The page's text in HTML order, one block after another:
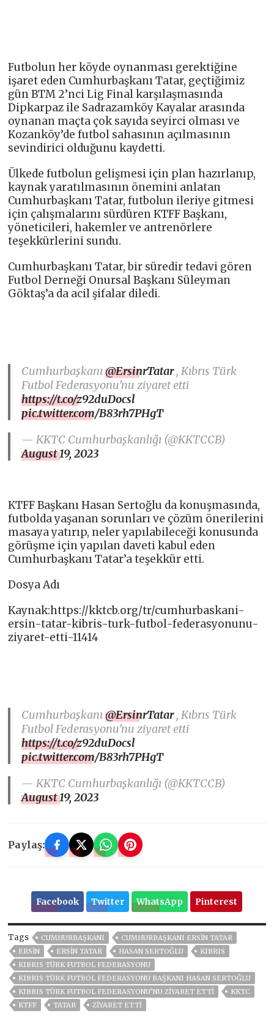
Futbolun her köyde oynanması gerektiğine
işaret eden Cumhurbaşkanı Tatar, geçtiğimiz
gün BTM 2’nci Lig Final karşılaşmasında
Dipkarpaz ile Sadrazamköy Kayalar arasında
oynanan maçta çok sayıda seyirci olması ve
Kozanköy’de futbol sahasının açılmasının
sevindirici olduğunu kaydetti.
Ülkede futbolun gelişmesi için plan hazırlanıp,
kaynak yaratılmasının önemini anlatan
Cumhurbaşkanı Tatar, futbolun ileriye gitmesi
için çalışmalarını sürdüren KTFF Başkanı,
yöneticileri, hakemler ve antrenörlere
teşekkürlerini sundu.
Cumhurbaşkanı Tatar, bir süredir tedavi gören
Futbol Derneği Onursal Başkanı Süleyman
Göktaş’a da acil şifalar diledi.
Cumhurbaşkanı@ErsinrTatar, Kıbrıs Türk
Futbol Federasyonu’nu ziyaret etti
https://t.co/z92duDocsl
pic.twitter.com/B83rh7PHgT
— KKTC Cumhurbaşkanlığı (@KKTCCB)
August 19, 2023
KTFF Başkanı Hasan Sertoğlu da konuşmasında,
futbolda yaşanan sorunları ve çözüm önerilerini
masaya yatırıp, neler yapılabileceği konusunda
görüşme için yapılan daveti kabul eden
Cumhurbaşkanı Tatar’a teşekkür etti.
Dosya Adı
Kaynak:https://kktcb.org/tr/cumhurbaskani-
ersin-tatar-kibris-turk-futbol-federasyonunu-
ziyaret-etti-11414
Cumhurbaşkanı@ErsinrTatar, Kıbrıs Türk
Futbol Federasyonu’nu ziyaret etti
https://t.co/z92duDocsl
pic.twitter.com/B83rh7PHgT
— KKTC Cumhurbaşkanlığı (@KKTCCB)
August 19, 2023
Paylaş:
Facebook Twitter WhatsApp Pinterest
Tags CUMHURBAŞKANI
CUMHURBAŞKANI ERSIN TATAR
ERSIN
ERSIN TATAR HASAN SERTOĞLU
KIBRIS
KIBRIS TÜRK FUTBOL FEDERASYONU
KIBRIS TÜRK FUTBOL FEDERASYONU BAŞKANI HASAN SERTOĞLU
KIBRIS TÜRK FUTBOL FEDERASYONU’NU ZIYARET ETTI
KKTC
KTFF
TATAR ZİYARET ETTİ